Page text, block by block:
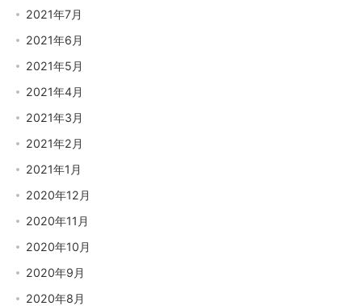
2021年7月
2021年6月
2021年5月
2021年4月
2021年3月
2021年2月
2021年1月
2020年12月
2020年11月
2020年10月
2020年9月
2020年8月